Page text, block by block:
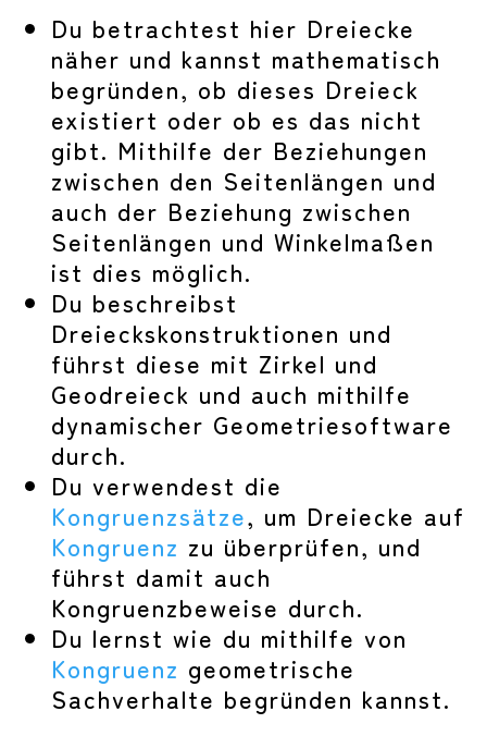
Du betrachtest hier Dreiecke
näher und kannst mathematisch
begründen, ob dieses Dreieck
existiert oder ob es das nicht
gibt. Mithilfe der Beziehungen
zwischen den Seitenlängen und
auch der Beziehung zwischen
Seitenlängen und Winkelmaßen
ist dies möglich.
Du beschreibst
Dreieckskonstruktionen und
führst diese mit Zirkel und
Geodreieck und auch mithilfe
dynamischer Geometriesoftware
durch.
Du verwendest die
Kongruenzsätze, um Dreiecke auf
Kongruenz zu überprüfen, und
führst damit auch
Kongruenzbeweise durch.
Du lernst wie du mithilfe von
Kongruenz geometrische
Sachverhalte begründen kannst.